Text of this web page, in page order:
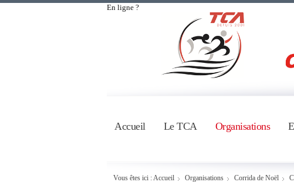
En ligne ?
Accueil Le TCA Organisations
Vous êtes ici : Accueil Organisations Corrida de Noël